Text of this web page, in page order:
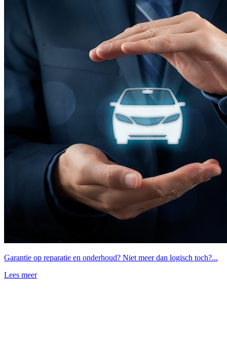
Garantie op reparatie en onderhoud? Niet meer dan logisch toch?...
Lees meer